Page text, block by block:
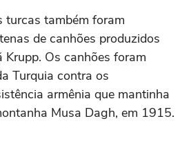
turcas também foram
de canhões produzidos
Krupp. Os canhões foram
Turquia contra os
armênia que mantinha
Musa Dagh, em 1915.